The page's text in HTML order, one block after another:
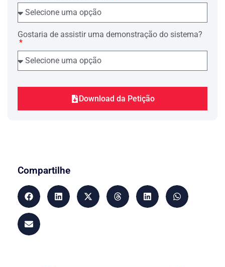
Gostaria de assistir uma demonstração do sistema?
Download da Petição
Compartilhe